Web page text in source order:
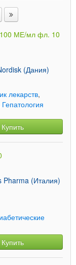
МЕ/мл фл. 10
(Дания)
лекарств,
Гепатология
Купить
Pharma (Италия)
Купить